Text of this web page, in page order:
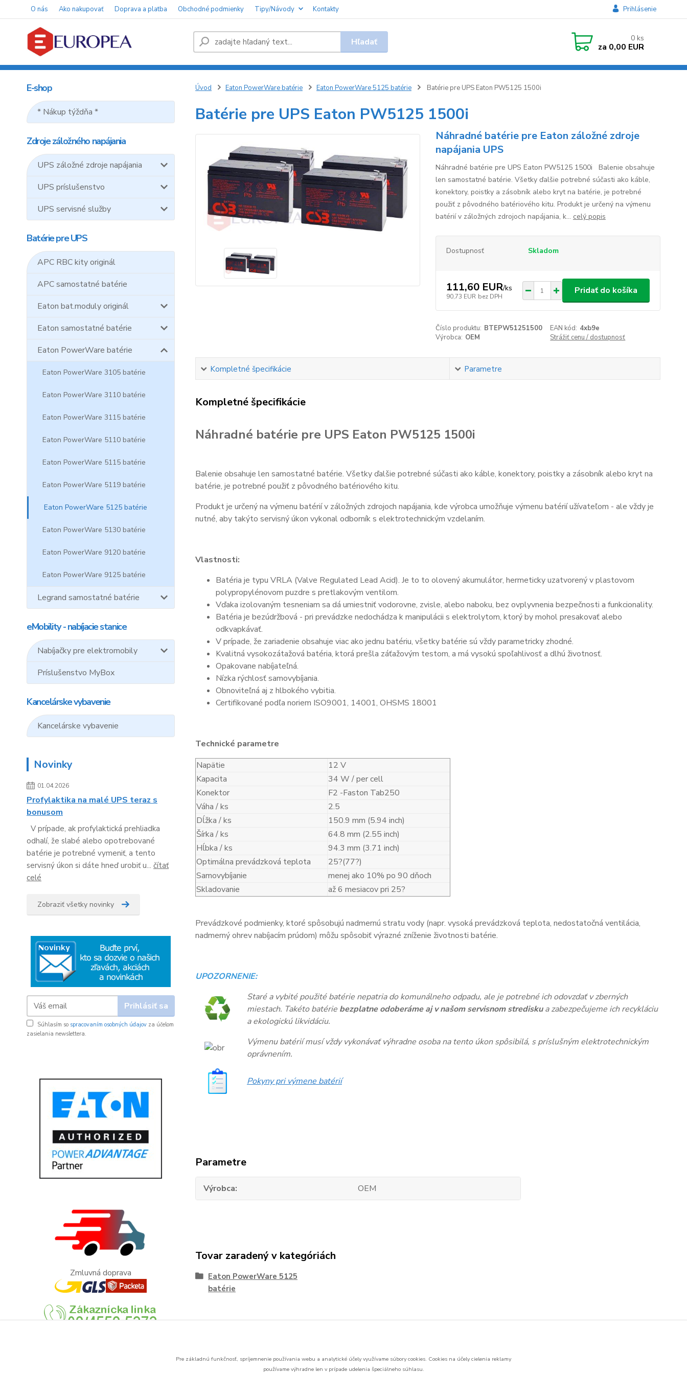
O nás Ako nakupovať Doprava a platba Obchodné podmienky Tipy/Návody Kontakty Prihlásenie
Hľadať 0 ks
za 0,00 EUR
E-shop
* Nákup týždňa *
Zdroje záložného napájania
UPS záložné zdroje napájania
UPS príslušenstvo
UPS servisné služby
Batérie pre UPS
APC RBC kity originál
APC samostatné batérie
Eaton bat.moduly originál
Eaton samostatné batérie
Eaton PowerWare batérie
Eaton PowerWare 3105 batérie
Eaton PowerWare 3110 batérie
Eaton PowerWare 3115 batérie
Eaton PowerWare 5110 batérie
Eaton PowerWare 5115 batérie
Eaton PowerWare 5119 batérie
Eaton PowerWare 5125 batérie
Eaton PowerWare 5130 batérie
Eaton PowerWare 9120 batérie
Eaton PowerWare 9125 batérie
Legrand samostatné batérie
eMobility - nabíjacie stanice
Nabíjačky pre elektromobily
Príslušenstvo MyBox
Kancelárske vybavenie
Kancelárske vybavenie
Novinky
01.04.2026
Profylaktika na malé UPS teraz s
bonusom
V prípade, ak profylaktická prehliadka
odhalí, že slabé alebo opotrebované
batérie je potrebné vymeniť, a tento
servisný úkon si dáte hneď urobiť u... čítať
celé
Zobraziť všetky novinky
Prihlásiť sa
Súhlasím so spracovaním osobných údajov za účelom
zasielania newslettera.
Zmluvná doprava
Úvod Eaton PowerWare batérie Eaton PowerWare 5125 batérie Batérie pre UPS Eaton PW5125 1500i
Batérie pre UPS Eaton PW5125 1500i
Náhradné batérie pre Eaton záložné zdroje
napájania UPS
Náhradné batérie pre UPS Eaton PW5125 1500i Balenie obsahuje
len samostatné batérie. Všetky ďalšie potrebné súčasti ako káble,
konektory, poistky a zásobník alebo kryt na batérie, je potrebné
použiť z pôvodného batériového kitu. Produkt je určený na výmenu
batérií v záložných zdrojoch napájania, k... celý popis
Dostupnosť Skladom
111,60 EUR/ks
90,73 EUR bez DPH
Pridať do košíka
Číslo produktu: BTEPW51251500 EAN kód: 4xb9e
Výrobca: OEM Strážiť cenu / dostupnosť
Kompletné špecifikácie Parametre
Kompletné špecifikácie
Náhradné batérie pre UPS Eaton PW5125 1500i
Balenie obsahuje len samostatné batérie. Všetky ďalšie potrebné súčasti ako káble, konektory, poistky a zásobník alebo kryt na
batérie, je potrebné použiť z pôvodného batériového kitu.
Produkt je určený na výmenu batérií v záložných zdrojoch napájania, kde výrobca umožňuje výmenu batérií užívateľom - ale vždy je
nutné, aby takýto servisný úkon vykonal odborník s elektrotechnickým vzdelaním.
Vlastnosti:
Batéria je typu VRLA (Valve Regulated Lead Acid). Je to to olovený akumulátor, hermeticky uzatvorený v plastovom
polypropylénovom puzdre s pretlakovým ventilom.
Vďaka izolovaným tesneniam sa dá umiestniť vodorovne, zvisle, alebo naboku, bez ovplyvnenia bezpečnosti a funkcionality.
Batéria je bezúdržbová - pri prevádzke nedochádza k manipulácii s elektrolytom, ktorý by mohol presakovať alebo
odkvapkávať.
V prípade, že zariadenie obsahuje viac ako jednu batériu, všetky batérie sú vždy parametricky zhodné.
Kvalitná vysokozátažová batéria, ktorá prešla záťažovým testom, a má vysokú spoľahlivosť a dlhú životnosť.
Opakovane nabíjateľná.
Nízka rýchlosť samovybíjania.
Obnoviteľná aj z hlbokého vybitia.
Certifikované podľa noriem ISO9001, 14001, OHSMS 18001
Technické parametre
Napätie
12 V
Kapacita
34 W / per cell
Konektor
F2 -Faston Tab250
Váha / ks
2.5
Dĺžka / ks
150.9 mm (5.94 inch)
Šírka / ks
64.8 mm (2.55 inch)
Hĺbka / ks
94.3 mm (3.71 inch)
Optimálna prevádzková teplota
25?(77?)
Samovybíjanie
menej ako 10% po 90 dňoch
Skladovanie
až 6 mesiacov pri 25?
Prevádzkové podmienky, ktoré spôsobujú nadmernú stratu vody (napr. vysoká prevádzková teplota, nedostatočná ventilácia,
nadmerný ohrev nabíjacím prúdom) môžu spôsobiť výrazné zníženie životnosti batérie.
UPOZORNENIE:
Staré a vybité použité batérie nepatria do komunálneho odpadu, ale je potrebné ich odovzdať v zberných
miestach. Takéto batérie bezplatne odoberáme aj v našom servisnom strediskua zabezpečujeme ich recykláciu
a ekologickú likvidáciu.
Výmenu batérií musí vždy vykonávať výhradne osoba na tento úkon spôsibilá, s príslušným elektrotechnickým
oprávnením.
Pokyny pri výmene batérií
Parametre
Výrobca OEM
Tovar zaradený v kategóriách
Eaton PowerWare 5125
batérie
Pre základnú funkčnosť, spríjemnenie používania webu a analytické účely využívame súbory cookies. Cookies na účely cielenia reklamy
používame výhradne len v prípade udelenia špeciálneho súhlasu.